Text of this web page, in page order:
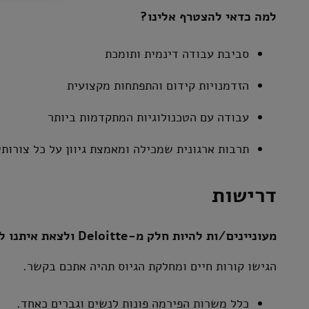
למה כדאי להצטרף אלינו?
סביבת עבודה דינמית ותומכת
הזדמנויות קידום והתפתחות מקצועית
עבודה עם הטכנולוגיות המתקדמות ביותר
תרבות ארגונית שמכילה ומאמצת גיוון על כל
דרישות
מעוניינים/ות להיות חלק מ-Deloitte ולצאת איתנו למסע?
הגישו קורות חיים ומחלקת הגיוס תהיה אתכם בקשר.
כלל משרות הפירמה פונות לנשים וגברים כאחד.